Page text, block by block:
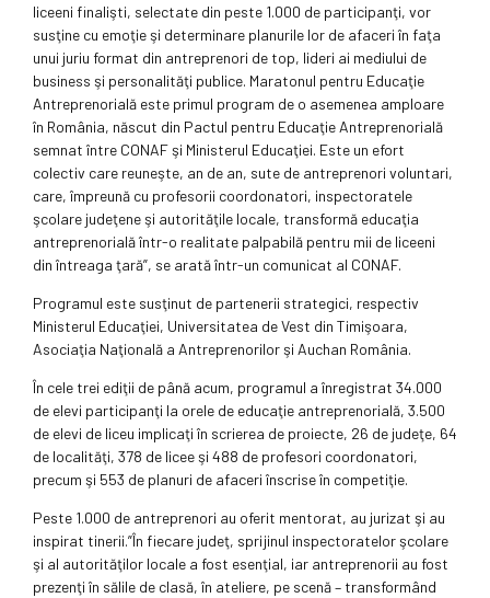
liceeni finalişti, selectate din peste 1.000 de participanţi, vor
susţine cu emoţie şi determinare planurile lor de afaceri în faţa
unui juriu format din antreprenori de top, lideri ai mediului de
business şi personalităţi publice. Maratonul pentru Educaţie
Antreprenorială este primul program de o asemenea amploare
în România, născut din Pactul pentru Educaţie Antreprenorială
semnat între CONAF şi Ministerul Educaţiei. Este un efort
colectiv care reuneşte, an de an, sute de antreprenori voluntari,
care, împreună cu profesorii coordonatori, inspectoratele
şcolare judeţene şi autorităţile locale, transformă educaţia
antreprenorială într-o realitate palpabilă pentru mii de liceeni
din întreaga ţară”, se arată într-un comunicat al CONAF.
Programul este susţinut de partenerii strategici, respectiv
Ministerul Educaţiei, Universitatea de Vest din Timişoara,
Asociaţia Naţională a Antreprenorilor şi Auchan România.
În cele trei ediţii de până acum, programul a înregistrat 34.000
de elevi participanţi la orele de educaţie antreprenorială, 3.500
de elevi de liceu implicaţi în scrierea de proiecte, 26 de judeţe, 64
de localităţi, 378 de licee şi 488 de profesori coordonatori,
precum şi 553 de planuri de afaceri înscrise în competiţie.
Peste 1.000 de antreprenori au oferit mentorat, au jurizat şi au
inspirat tinerii.”În fiecare judeţ, sprijinul inspectoratelor şcolare
şi al autorităţilor locale a fost esenţial, iar antreprenorii au fost
prezenţi în sălile de clasă, în ateliere, pe scenă – transformând